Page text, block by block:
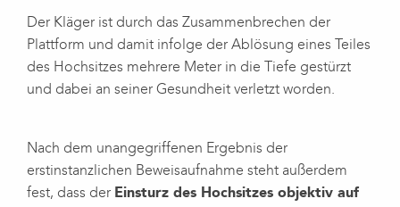
Der Kläger ist durch das Zusammenbrechen der
Plattform und damit infolge der Ablösung eines Teiles
des Hochsitzes mehrere Meter in die Tiefe gestürzt
und dabei an seiner Gesundheit verletzt worden.
Nach dem unangegriffenen Ergebnis der
erstinstanzlichen Beweisaufnahme steht außerdem
fest, dass der Einsturz des Hochsitzes objektiv auf